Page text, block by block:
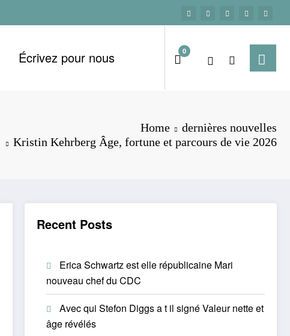
Écrivez pour nous 0
Home
dernières nouvelles
Kristin Kehrberg Âge, fortune et parcours de vie 2026
Recent Posts
Erica Schwartz est elle républicaine Mari
nouveau chef du CDC
Avec qui Stefon Diggs a t il signé Valeur nette et
âge révélés